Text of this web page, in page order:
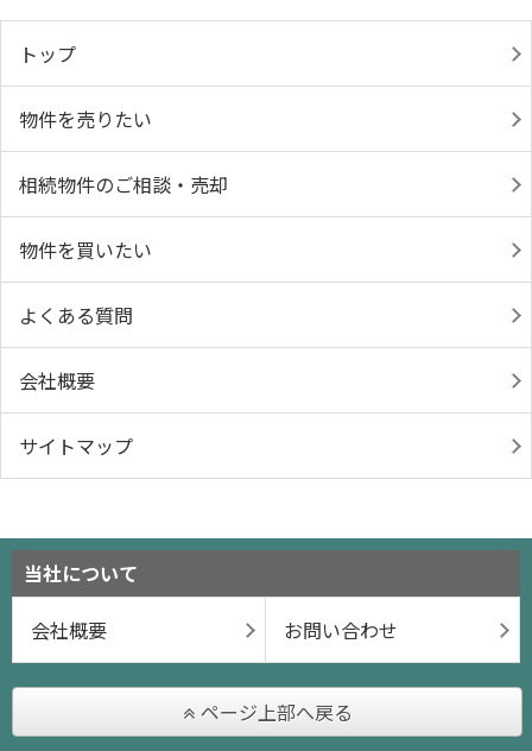
トップ
物件を売りたい
相続物件のご相談・売却
物件を買いたい
よくある質問
会社概要
サイトマップ
当社について
会社概要
お問い合わせ
ページ上部へ戻る